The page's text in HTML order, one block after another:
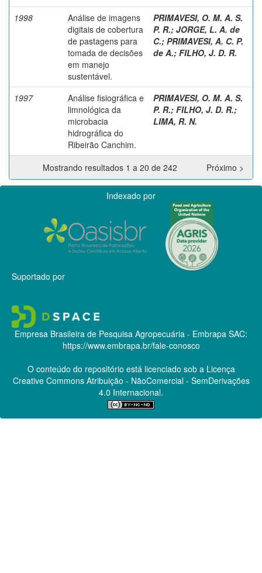
1998
Análise de imagens
digitais de cobertura
de pastagens para
tomada de decisões
em manejo
sustentável.
PRIMAVESI, O. M. A. S.
P. R.; JORGE, L. A. de
C.; PRIMAVESI, A. C. P.
de A.; FILHO, J. D. R.
1997
Análise fisiográfica e
limnológica da
microbacia
hidrográfica do
Ribeirão Canchim.
PRIMAVESI, O. M. A. S.
P. R.; FILHO, J. D. R.;
LIMA, R. N.
Mostrando resultados 1 a 20 de 242 Próximo >
Indexado por
Suportado por
Empresa Brasileira de Pesquisa Agropecuária - Embrapa SAC:
https://www.embrapa.br/fale-conosco
O conteúdo do repositório está licenciado sob a Licença
Creative CommonsAtribuição - NãoComercial - SemDerivações
4.0 Internacional.